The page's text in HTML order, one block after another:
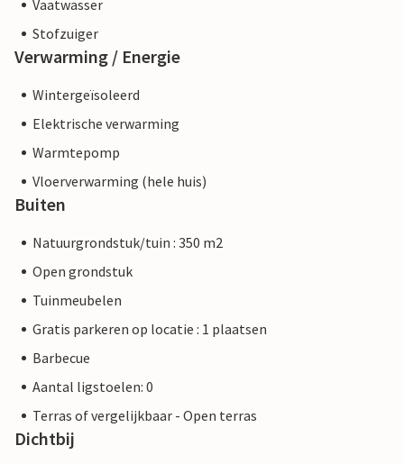
Vaatwasser
Stofzuiger
Verwarming / Energie
Wintergeïsoleerd
Elektrische verwarming
Warmtepomp
Vloerverwarming (hele huis)
Buiten
Natuurgrondstuk/tuin : 350 m2
Open grondstuk
Tuinmeubelen
Gratis parkeren op locatie : 1 plaatsen
Barbecue
Aantal ligstoelen: 0
Terras of vergelijkbaar - Open terras
Dichtbij